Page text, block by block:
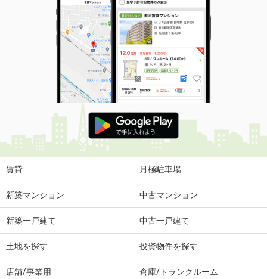
賃貸 月極駐車場
新築マンション 中古マンション
新築一戸建て 中古一戸建て
土地を探す 投資物件を探す
店舗/事業用 倉庫/トランクルーム